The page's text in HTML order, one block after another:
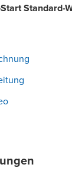
Standard-